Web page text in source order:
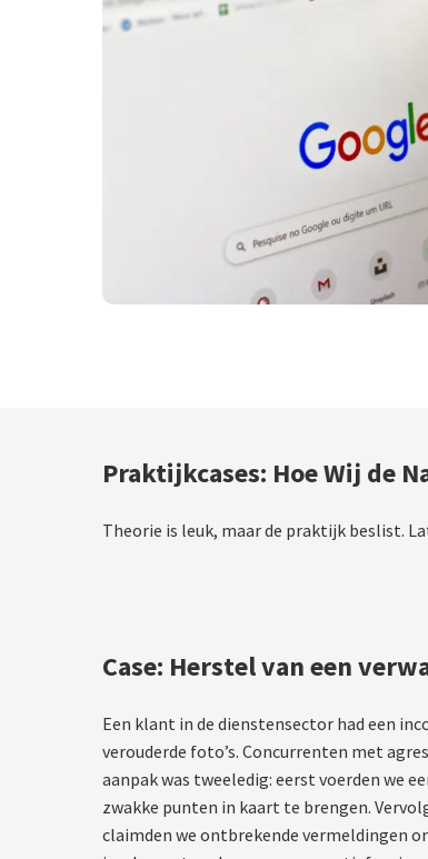
Praktijkcases: Hoe Wij de
Theorie is leuk, maar de praktijk beslist.
Case: Herstel van een
Een klant in de dienstensector had een
verouderde foto’s. Concurrenten met
aanpak was tweeledig: eerst voerden we
zwakke punten in kaart te brengen.
claimden we ontbrekende vermeldingen